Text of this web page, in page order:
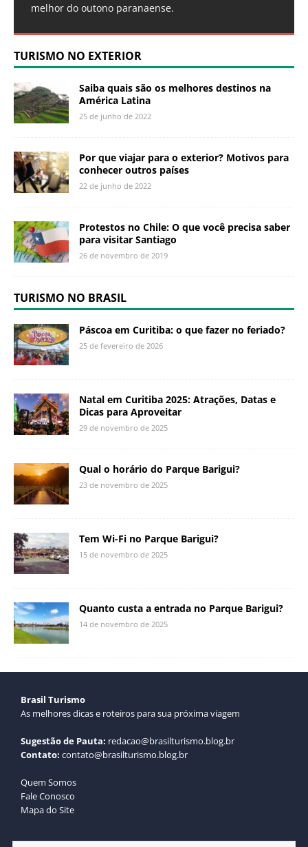
melhor do outono paranaense.
TURISMO NO EXTERIOR
Saiba quais são os melhores destinos na
América Latina
25 de junho de 2022
Por que viajar para o exterior? Motivos para
conhecer outros países
22 de junho de 2022
Protestos no Chile: O que você precisa saber
para visitar Santiago
26 de novembro de 2019
TURISMO NO BRASIL
Páscoa em Curitiba: o que fazer no feriado?
25 de fevereiro de 2026
Natal em Curitiba 2025: Atrações, Datas e
Dicas para Aproveitar
29 de novembro de 2025
Qual o horário do Parque Barigui?
23 de novembro de 2025
Tem Wi-Fi no Parque Barigui?
15 de novembro de 2025
Quanto custa a entrada no Parque Barigui?
14 de novembro de 2025
Brasil Turismo
As melhores dicas e roteiros para sua próxima viagem
Sugestão de Pauta: redacao@brasilturismo.blog.br
Contato: contato@brasilturismo.blog.br
Quem Somos
Fale Conosco
Mapa do Site
Termos de Uso